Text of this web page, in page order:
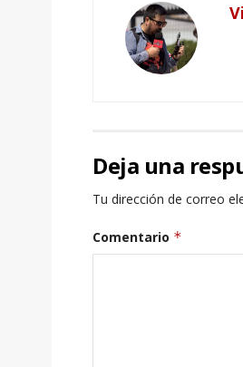
Deja una
Tu dirección de correo
Comentario *